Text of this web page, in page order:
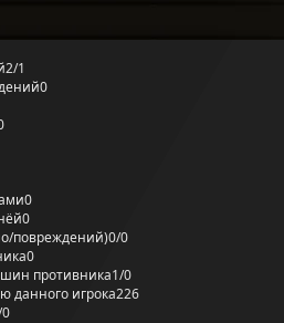
2/1
0
0
0
повреждений)0/0
0
противника1/0
данного игрока226